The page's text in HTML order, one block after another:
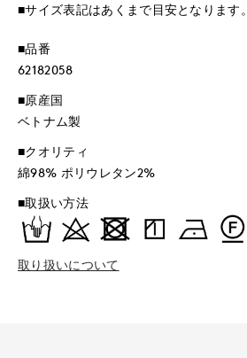
■サイズ表記はあくまで目安となります。
■品番
62182058
■原産国
ベトナム製
■クオリティ
綿98% ポリウレタン2%
■取扱い方法
取り扱いについて